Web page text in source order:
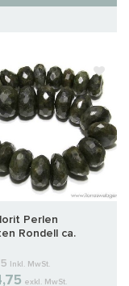
Perlen
Rondell ca.
Inkl. MwSt.
exkl. MwSt.